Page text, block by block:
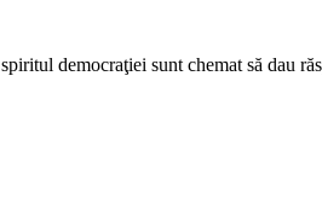
democraţiei sunt chemat să dau